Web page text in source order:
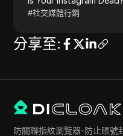
#社交媒體行銷
分享至:
防關聯指紋瀏覽器-防止賬號